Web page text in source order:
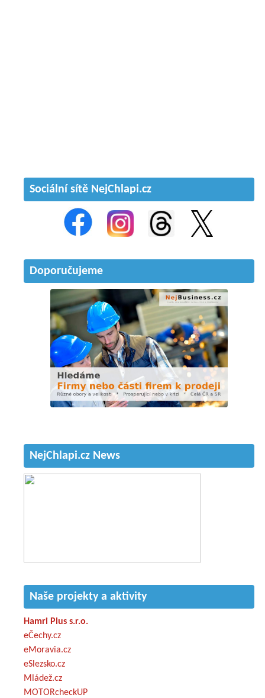
Sociální sítě NejChlapi.cz
Doporučujeme
NejChlapi.cz News
Naše projekty a aktivity
Hamri Plus s.r.o.
eČechy.cz
eMoravia.cz
eSlezsko.cz
Mládež.cz
MOTORcheckUP